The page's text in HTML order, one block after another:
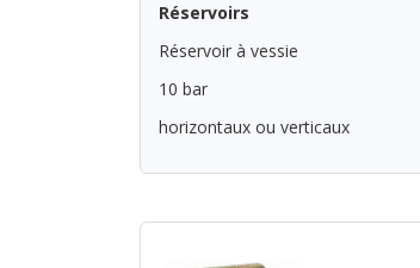
Réservoirs
Réservoir à vessie
10 bar
horizontaux ou verticaux